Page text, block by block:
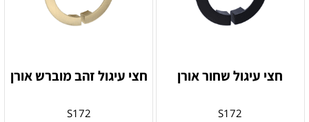
חצי עיגול שחור אורן
S172
חצי עיגול זהב מוברש אורן
S172